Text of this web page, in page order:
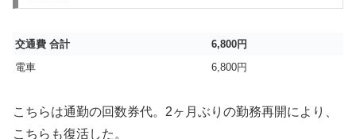
交通費 合計
6,800円
電車
6,800円
こちらは通勤の回数券代。2ヶ月ぶりの勤務再開により、
こちらも復活した。